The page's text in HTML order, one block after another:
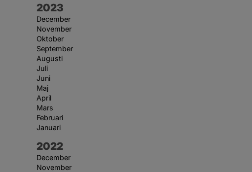
År:
2023
December
November
Oktober
September
Augusti
Juli
Juni
Maj
April
Mars
Februari
Januari
År:
2022
December
November